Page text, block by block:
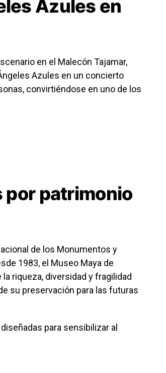
Azules en
en el Malecón Tajamar,
Azules en un concierto
convirtiéndose en uno de los
patrimonio
de los Monumentos y
1983, el Museo Maya de
riqueza, diversidad y fragilidad
su preservación para las futuras
para sensibilizar al